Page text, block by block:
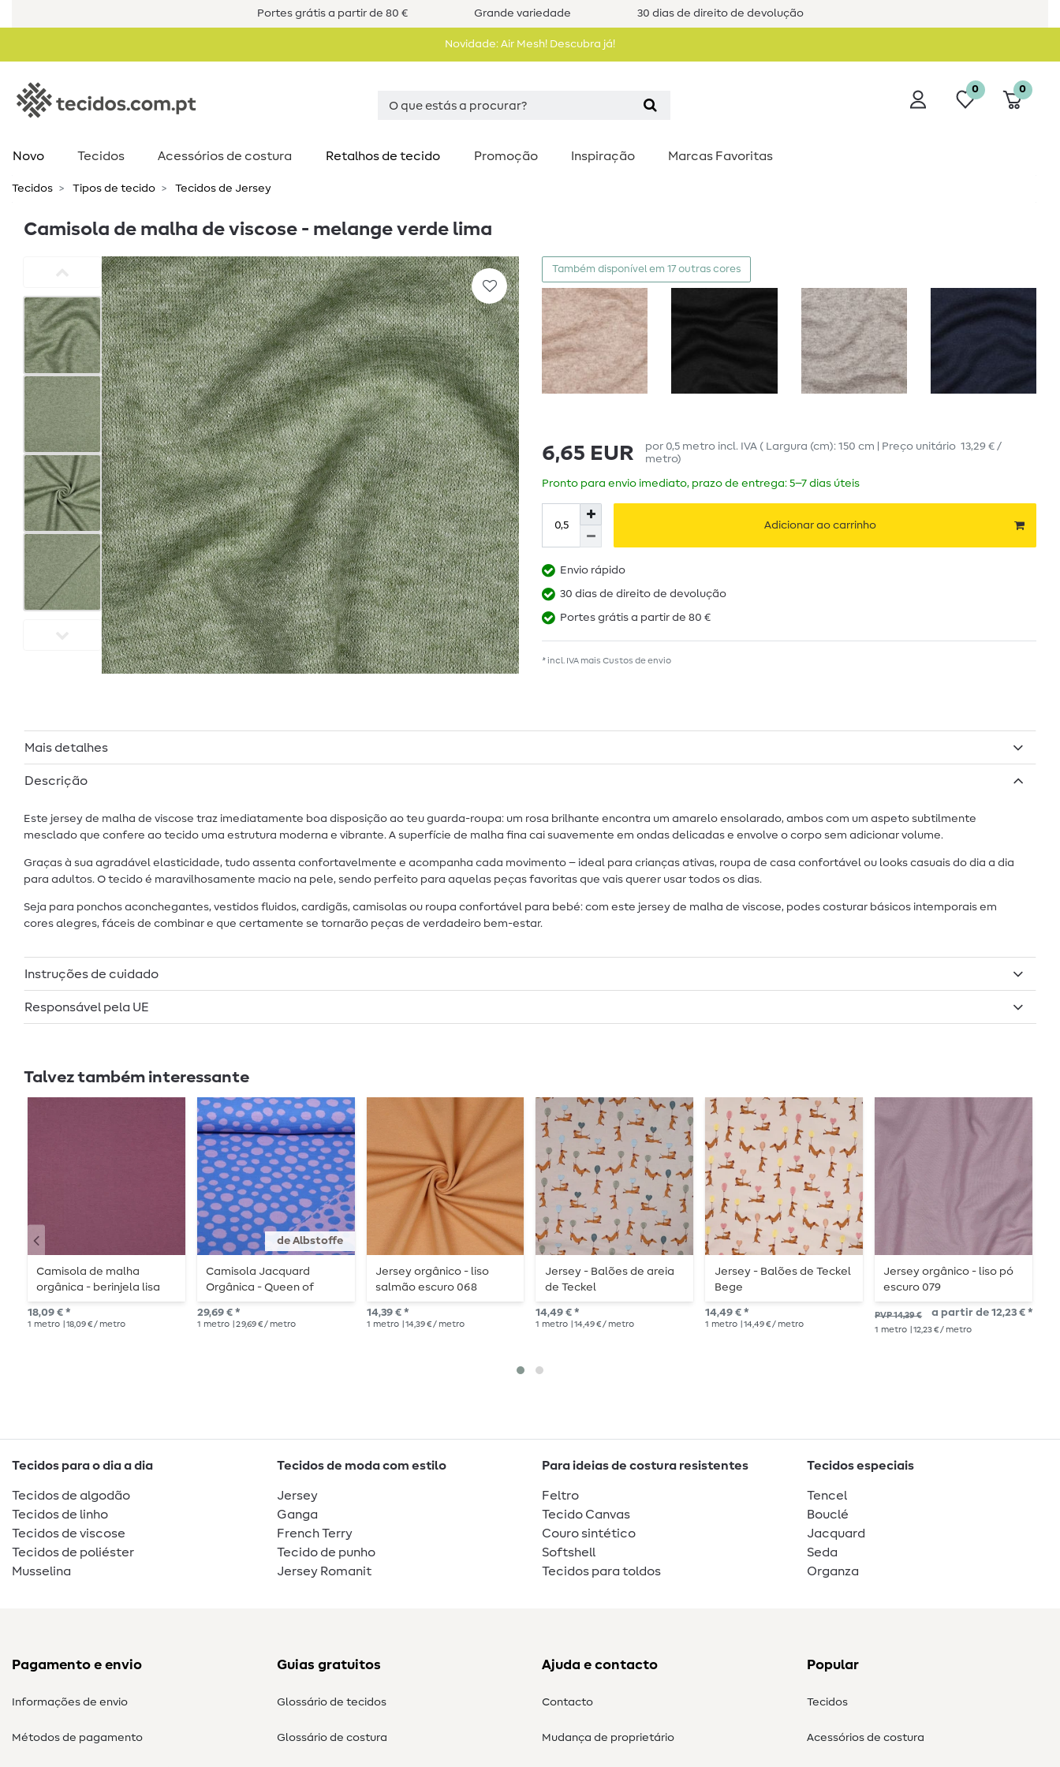
Portes grátis a partir de 80 € Grande variedade 30 dias de direito de devolução
Novidade: Air Mesh! Descubra já!
0 0
Novo Tecidos Acessórios de costura​ Retalhos de tecido Promoção Inspiração Marcas Favoritas
Tecidos Tipos de tecido Tecidos de Jersey
Camisola de malha de viscose - melange verde lima
Também disponível em 17 outras cores
6,65 EUR por 0,5 metro incl. IVA ( Largura (cm): 150 cm | Preço unitário 13,29 € /
metro)
Pronto para envio imediato, prazo de entrega: 5–7 dias úteis
Adicionar ao carrinho
Envio rápido
30 dias de direito de devolução
Portes grátis a partir de 80 €
* incl. IVA mais Custos de envio
Mais detalhes
Descrição
Este jersey de malha de viscose traz imediatamente boa disposição ao teu guarda-roupa: um rosa brilhante encontra um amarelo ensolarado, ambos com um aspeto subtilmente
mesclado que confere ao tecido uma estrutura moderna e vibrante. A superfície de malha fina cai suavemente em ondas delicadas e envolve o corpo sem adicionar volume.
Graças à sua agradável elasticidade, tudo assenta confortavelmente e acompanha cada movimento – ideal para crianças ativas, roupa de casa confortável ou looks casuais do dia a dia
para adultos. O tecido é maravilhosamente macio na pele, sendo perfeito para aquelas peças favoritas que vais querer usar todos os dias.
Seja para ponchos aconchegantes, vestidos fluidos, cardigãs, camisolas ou roupa confortável para bebé: com este jersey de malha de viscose, podes costurar básicos intemporais em
cores alegres, fáceis de combinar e que certamente se tornarão peças de verdadeiro bem-estar.
Instruções de cuidado
Responsável pela UE
Talvez também interessante
Camisola de malha
orgânica - berinjela lisa
18,09 € *
1 metro | 18,09 € / metro
de Albstoffe
Camisola Jacquard
Orgânica - Queen of
Hearts Pop of Love
Doubleface Blue
29,69 € *
1 metro | 29,69 € / metro
Jersey orgânico - liso
salmão escuro 068
14,39 € *
1 metro | 14,39 € / metro
Jersey - Balões de areia
de Teckel
14,49 € *
1 metro | 14,49 € / metro
Jersey - Balões de Teckel
Bege
14,49 € *
1 metro | 14,49 € / metro
Jersey orgânico - liso pó
escuro 079
PVP 14,39 € a partir de 12,23 € *
1 metro | 12,23 € / metro
Tecidos para o dia a dia
Tecidos de algodão
Tecidos de linho
Tecidos de viscose
Tecidos de poliéster
Musselina
Tecidos de moda com estilo
Jersey
Ganga
French Terry
Tecido de punho
Jersey Romanit
Para ideias de costura resistentes
Feltro
Tecido Canvas
Couro sintético
Softshell
Tecidos para toldos
Tecidos especiais
Tencel
Bouclé
Jacquard
Seda
Organza
Pagamento e envio
Informações de envio
Métodos de pagamento
Guias gratuitos
Glossário de tecidos
Glossário de costura
Ajuda e contacto
Contacto
Mudança de proprietário
Popular
Tecidos
Acessórios de costura